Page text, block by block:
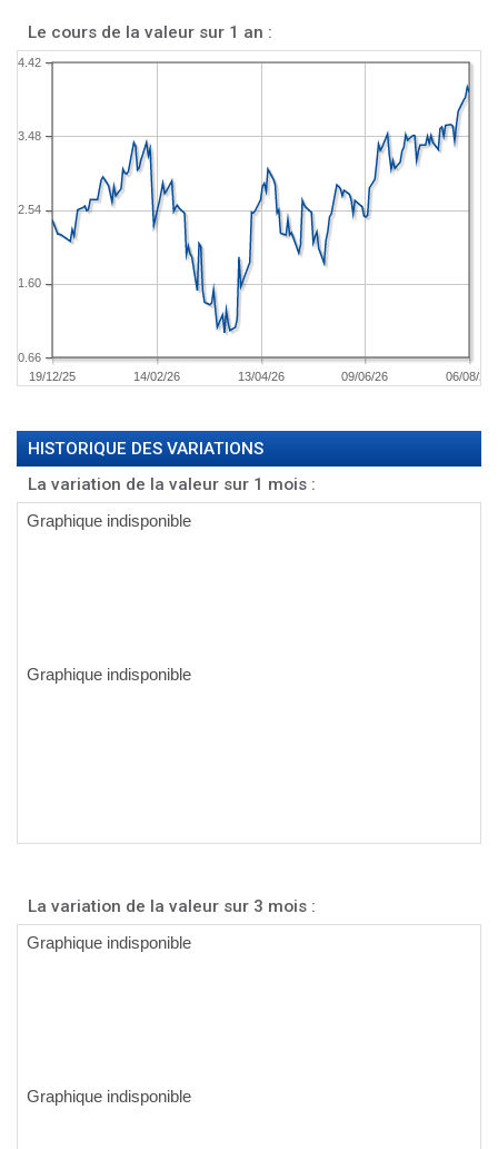
Le cours de la valeur sur 1 an :
19/12/25 14/02/26 13/04/26 09/06/26 06/08/26
0.66
1.60
2.54
3.48
4.42
HISTORIQUE DES VARIATIONS
La variation de la valeur sur 1 mois :
La variation de la valeur sur 3 mois :